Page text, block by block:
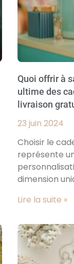
Quoi offrir à
ultime des
livraison
23 juin 2024
Choisir le
représente
dimension
Lire la suite »